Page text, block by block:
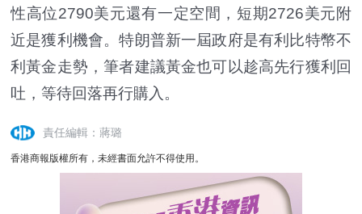
性高位2790美元還有一定空間，短期2726美元附
近是獲利機會。特朗普新一屆政府是有利比特幣不
利黃金走勢，筆者建議黃金也可以趁高先行獲利回
吐，等待回落再行購入。
責任編輯：蔣璐
香港商報版權所有，未經書面允許不得使用。